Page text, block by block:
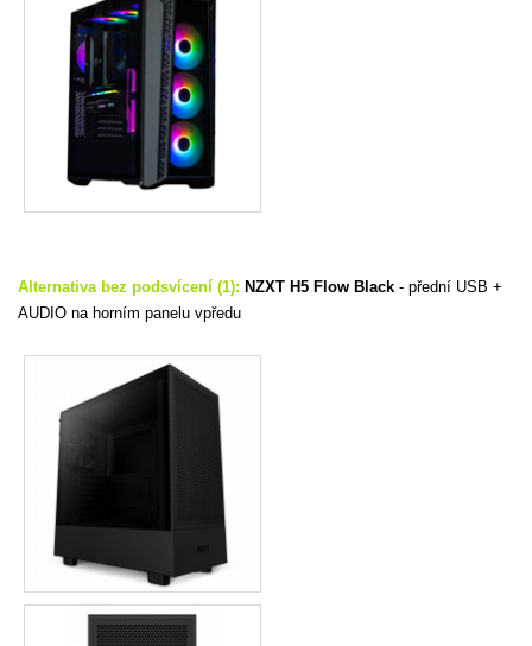
Alternativa bez podsvícení (1): NZXT H5 Flow Black - přední USB +
AUDIO na horním panelu vpředu